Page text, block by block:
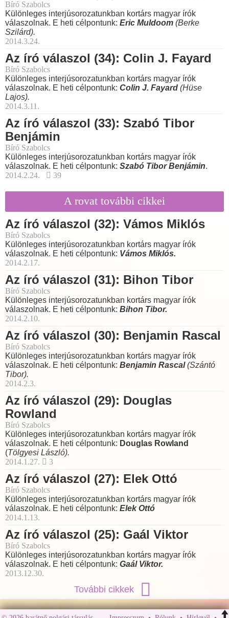
Bíró Szabolcs
Különleges interjúsorozatunkban kortárs magyar írók
válaszolnak. E heti célpontunk: Eric Muldoom (Berke
Szilárd).
2014.3.24.
Az író válaszol (34): Colin J. Fayard
Bíró Szabolcs
Különleges interjúsorozatunkban kortárs magyar írók
válaszolnak. E heti célpontunk: Colin J. Fayard (Hüse
Lajos).
2014.3.11.
Az író válaszol (33): Szabó Tibor
Benjámin
Bíró Szabolcs
Különleges interjúsorozatunkban kortárs magyar írók
válaszolnak. E heti célpontunk: Szabó Tibor Benjámin.
2014.2.24.
39
A rovat további cikkei
Az író válaszol (32): Vámos Miklós
Bíró Szabolcs
Különleges interjúsorozatunkban kortárs magyar írók
válaszolnak. E heti célpontunk: Vámos Miklós.
2014.2.17.
Az író válaszol (31): Bihon Tibor
Bíró Szabolcs
Különleges interjúsorozatunkban kortárs magyar írók
válaszolnak. E heti célpontunk: Bihon Tibor.
2014.2.10.
Az író válaszol (30): Benjamin Rascal
Bíró Szabolcs
Különleges interjúsorozatunkban kortárs magyar írók
válaszolnak. E heti célpontunk: Benjamin Rascal(Szántó
Tibor).
2014.2.3.
Az író válaszol (29): Douglas
Rowland
Bíró Szabolcs
Különleges interjúsorozatunkban kortárs magyar írók
válaszolnak. E heti célpontunk: Douglas Rowland
(Tölgyesi László).
2014.1.27.
3
Az író válaszol (27): Elek Ottó
Bíró Szabolcs
Különleges interjúsorozatunkban kortárs magyar írók
válaszolnak. E heti célpontunk: Elek Ottó
2014.1.13.
Az író válaszol (25): Gaál Viktor
Bíró Szabolcs
Különleges interjúsorozatunkban kortárs magyar írók
válaszolnak. E heti célpontunk: Gaál Viktor.
2013.12.30.
További cikkek